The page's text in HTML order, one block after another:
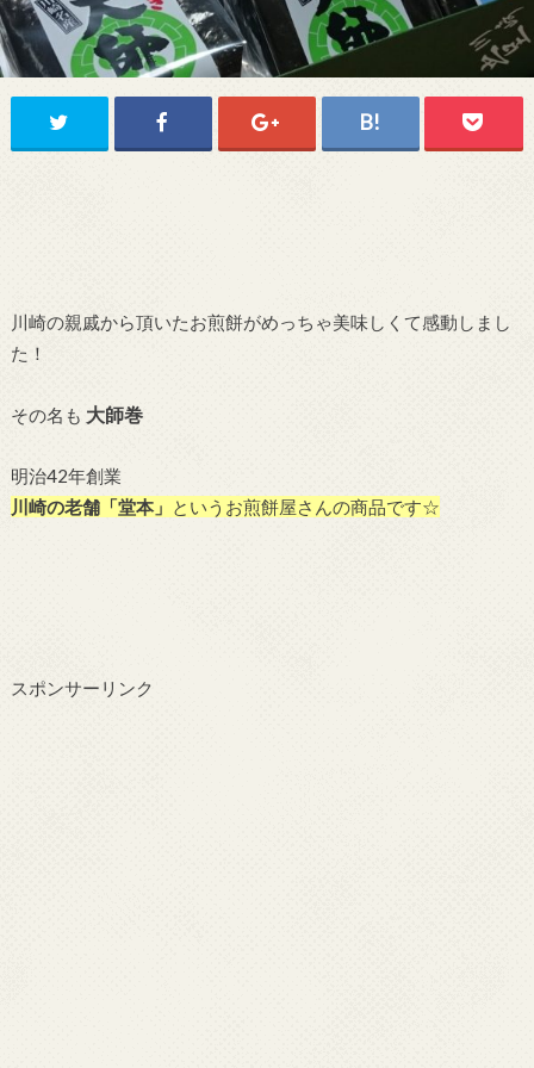
川崎の親戚から頂いたお煎餅がめっちゃ美味しくて感動しまし
た！
その名も 大師巻
明治42年創業
川崎の老舗「堂本」 というお煎餅屋さんの商品です☆
スポンサーリンク